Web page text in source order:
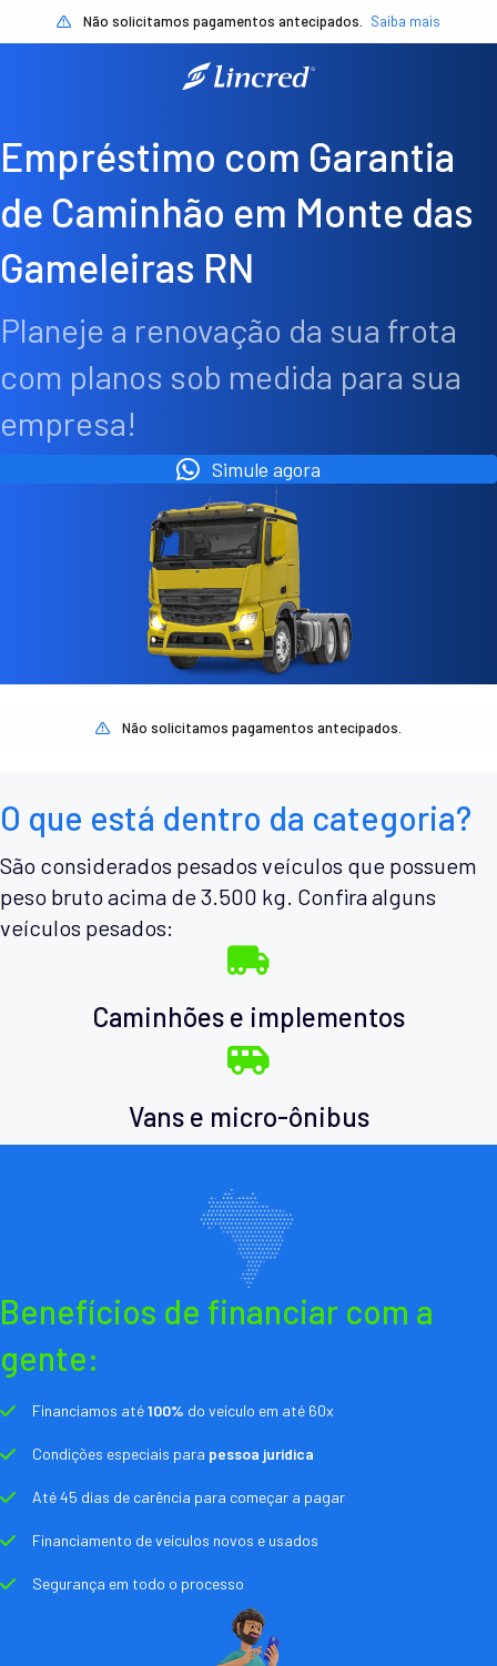
Não solicitamos pagamentos antecipados. Saiba mais
Empréstimo com Garantia
de Caminhão em Monte das
Gameleiras RN
Planeje a renovação da sua frota
com planos sob medida para sua
empresa!
Simule agora
Não solicitamos pagamentos antecipados.
O que está dentro da categoria?
São considerados pesados veículos que possuem
peso bruto acima de 3.500 kg. Confira alguns
veículos pesados:
Caminhões e implementos
Vans e micro-ônibus
Benefícios de financiar com a
gente:
Financiamos até100% do veículo em até 60x
Condições especiais para pessoa jurídica
Até 45 dias de carência para começar a pagar
Financiamento de veículos novos e usados
Segurança em todo o processo